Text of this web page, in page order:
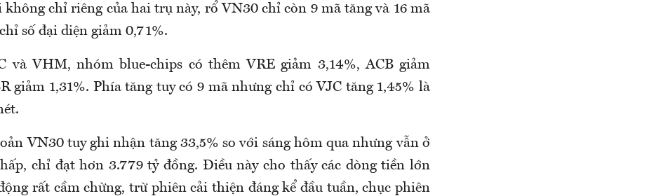
không chỉ riêng của hai trụ này, rổ VN30 chỉ còn 9 mã tăng và 16 mã
số đại diện giảm 0,71%.
và VHM, nhóm blue-chips có thêm VRE giảm 3,14%, ACB giảm
giảm 1,31%. Phía tăng tuy có 9 mã nhưng chỉ có VJC tăng 1,45% là
VN30 tuy ghi nhận tăng 33,5% so với sáng hôm qua nhưng vẫn ở
chỉ đạt hơn 3.779 tỷ đồng. Điều này cho thấy các dòng tiền lớn
rất cầm chừng, trừ phiên cải thiện đáng kể đầu tuần, chục phiên